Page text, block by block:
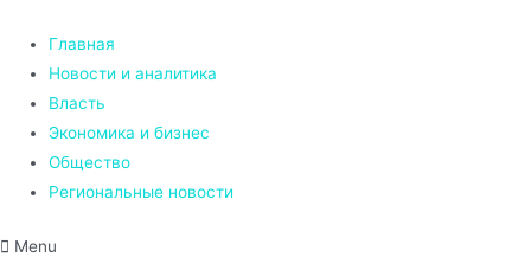
содержимому
Главная
Новости и аналитика
Власть
Экономика и бизнес
Общество
Региональные новости
Menu